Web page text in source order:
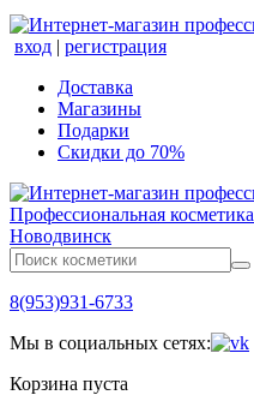
вход | регистрация
Доставка
Магазины
Подарки
Скидки до 70%
Профессиональная косметика
Новодвинск
8(953)931-6733
Мы в социальных сетях:
Корзина пуста